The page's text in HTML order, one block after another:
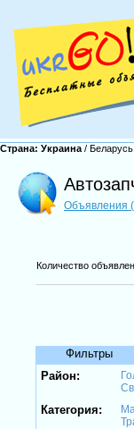
Страна: Украина / Беларусь
Объявления
Количество
Фильтры
Район:
Категория: